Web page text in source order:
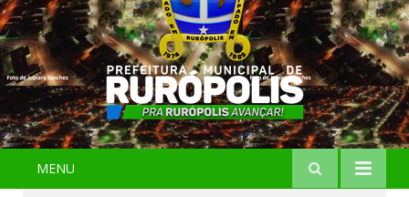
MENU